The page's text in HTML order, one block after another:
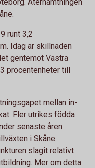
runt 3,2
Idag är skillnaden
gentemot Västra
procentenheter till
mellan in-
Fler utrikes födda
senaste åren
i Skåne.
slagit relativt
Mer om detta